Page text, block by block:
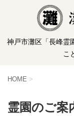
神戸市灘区「長峰霊
こ
HOME >
霊園のご案